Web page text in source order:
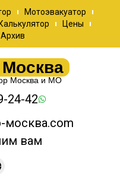
Мотоэвакуатор
Калькулятор
Цены
Архив
Москва и МО
24-42
москва.com
вам